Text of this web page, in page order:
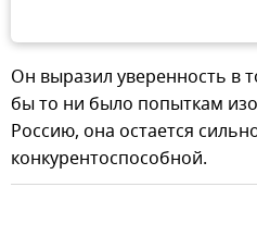
Он выразил уверенность в
бы то ни было попыткам
Россию, она остается
конкурентоспособной.